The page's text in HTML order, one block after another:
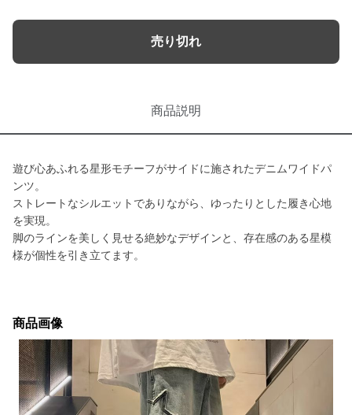
売り切れ
商品説明
遊び心あふれる星形モチーフがサイドに施されたデニムワイドパ
ンツ。
ストレートなシルエットでありながら、ゆったりとした履き心地
を実現。
脚のラインを美しく見せる絶妙なデザインと、存在感のある星模
様が個性を引き立てます。
商品画像